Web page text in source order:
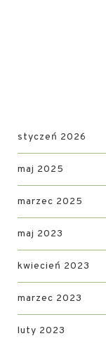
styczeń 2026
maj 2025
marzec 2025
maj 2023
kwiecień 2023
marzec 2023
luty 2023